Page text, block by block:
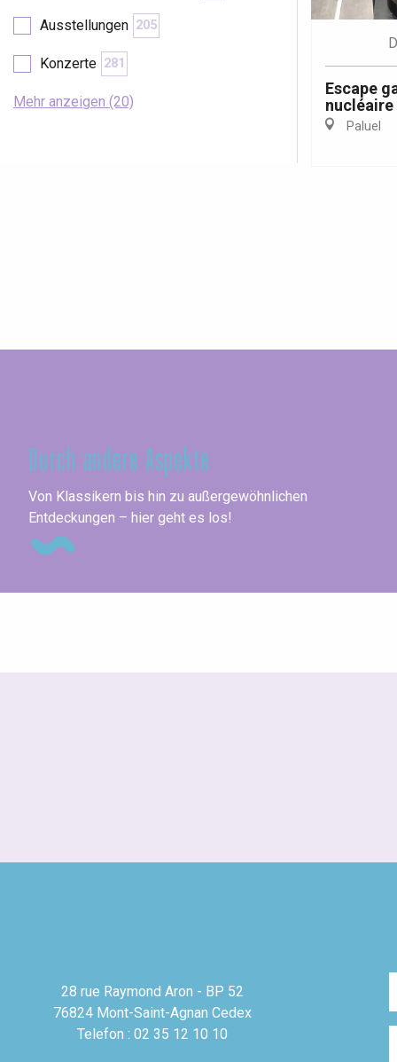
Ausstellungen 205
Konzerte 281
Mehr anzeigen (20)
Escape
nucléaire
Paluel
Durch andere Aspekte
Von Klassikern bis hin zu außergewöhnlichen
Entdeckungen – hier geht es los!
28 rue Raymond Aron - BP 52
76824 Mont-Saint-Agnan Cedex
Telefon : 02 35 12 10 10